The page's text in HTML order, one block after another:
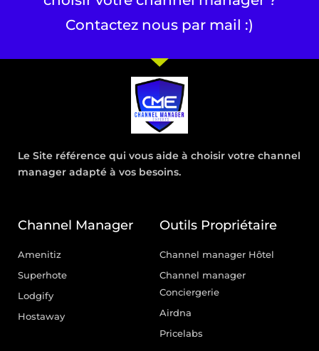
Contactez nous par mail :)
Le Site référence qui vous aide à choisir votre channel
manager adapté à vos besoins.
Channel Manager
Amenitiz
Superhote
Lodgify
Hostaway
Outils Propriétaire
Channel manager Hôtel
Channel manager
Conciergerie
Airdna
Pricelabs